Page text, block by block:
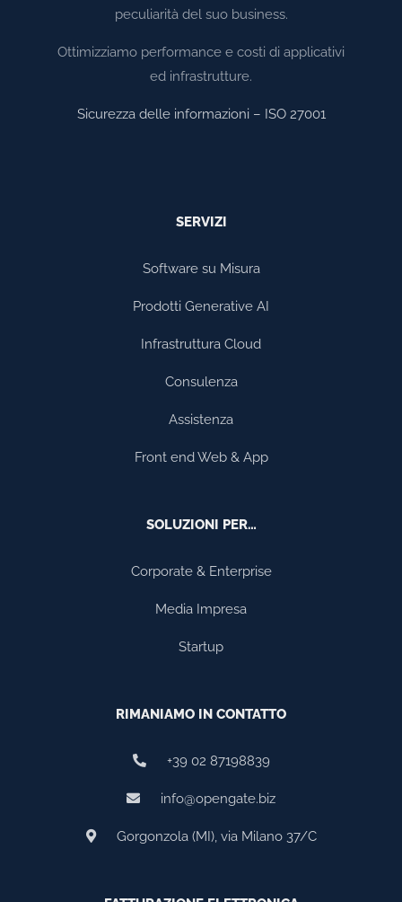
peculiarità del suo business.
Ottimizziamo performance e costi di applicativi
ed infrastrutture.
Sicurezza delle informazioni – ISO 27001
SERVIZI
Software su Misura
Prodotti Generative AI
Infrastruttura Cloud
Consulenza
Assistenza
Front end Web & App
SOLUZIONI PER…
Corporate & Enterprise
Media Impresa
Startup
RIMANIAMO IN CONTATTO
+39 02 87198839
info@opengate.biz
Gorgonzola (MI), via Milano 37/C